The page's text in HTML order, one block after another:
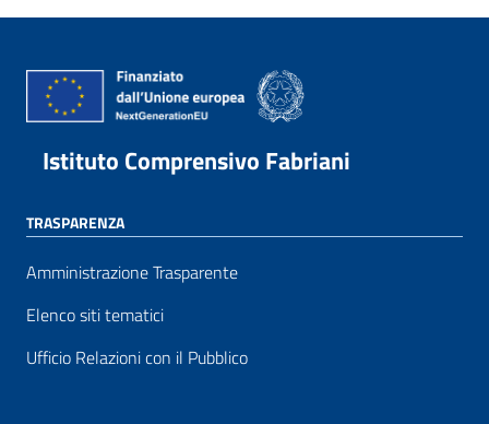
Istituto Comprensivo Fabriani
TRASPARENZA
Amministrazione Trasparente
Elenco siti tematici
Ufficio Relazioni con il Pubblico